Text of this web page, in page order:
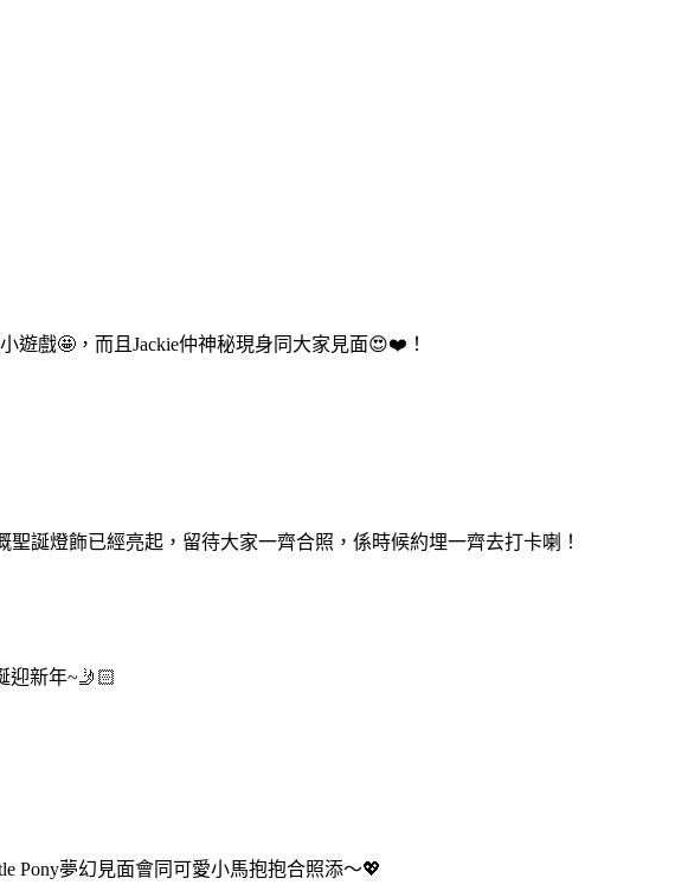
遊戲🤩，而且Jackie仲神秘現身同大家見面😍❤️！
誕燈飾已經亮起，留待大家一齊合照，係時候約埋一齊去打卡喇！
迎新年~🤳🏻
Pony夢幻見面會同可愛小馬抱抱合照添～💖